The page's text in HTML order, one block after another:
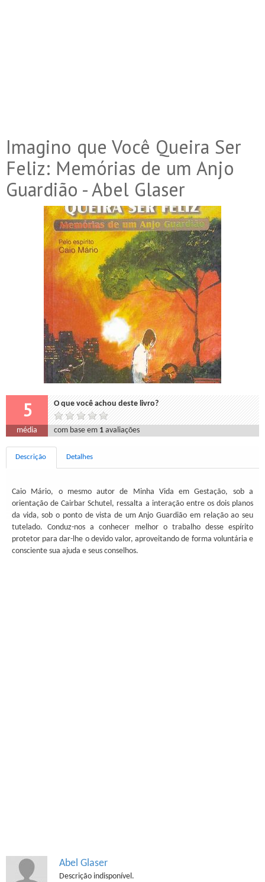
Imagino que Você Queira Ser
Feliz: Memórias de um Anjo
Guardião - Abel Glaser
5 O que você achou deste livro?
média com base em 1 avaliações
Descrição Detalhes
Caio Mário, o mesmo autor de Minha Vida em Gestação, sob a
orientação de Cairbar Schutel, ressalta a interação entre os dois planos
da vida, sob o ponto de vista de um Anjo Guardião em relação ao seu
tutelado. Conduz-nos a conhecer melhor o trabalho desse espírito
protetor para dar-lhe o devido valor, aproveitando de forma voluntária e
consciente sua ajuda e seus conselhos.
Abel Glaser
Descrição indisponível.